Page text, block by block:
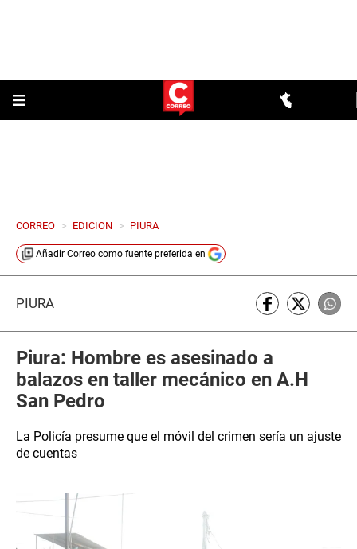
CORREO > EDICION > PIURA
Añadir Correo como fuente preferida en
PIURA
Piura: Hombre es asesinado a
balazos en taller mecánico en A.H
San Pedro
La Policía presume que el móvil del crimen sería un ajuste
de cuentas